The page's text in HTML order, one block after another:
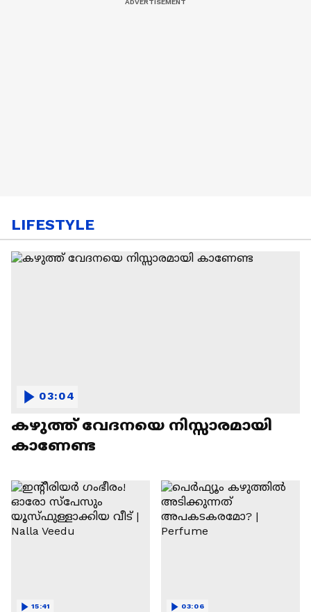
LIFESTYLE
കഴുത്ത് വേദനയെ നിസ്സാരമായി
കാണേണ്ട
03:04
15:41 03:06